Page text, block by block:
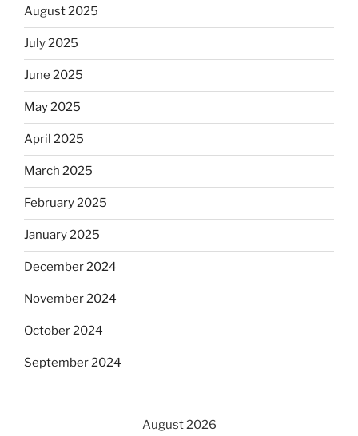
August 2025
July 2025
June 2025
May 2025
April 2025
March 2025
February 2025
January 2025
December 2024
November 2024
October 2024
September 2024
August 2026